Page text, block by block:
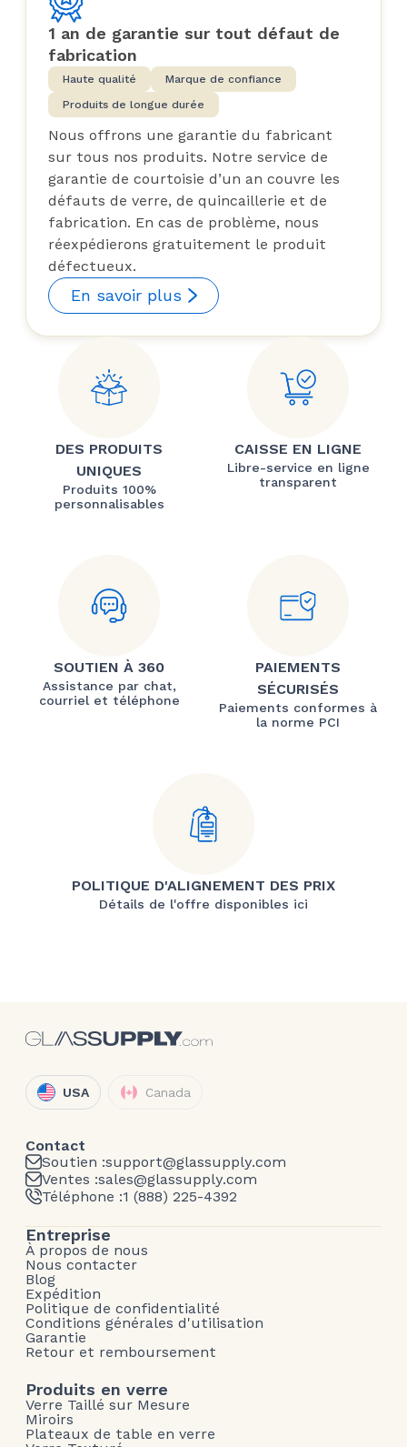
1 an de garantie sur tout défaut de
fabrication
Haute qualité
Marque de confiance
Produits de longue durée
Nous offrons une garantie du fabricant
sur tous nos produits. Notre service de
garantie de courtoisie d’un an couvre les
défauts de verre, de quincaillerie et de
fabrication. En cas de problème, nous
réexpédierons gratuitement le produit
défectueux.
En savoir plus
DES PRODUITS
UNIQUES
Produits 100%
personnalisables
CAISSE EN LIGNE
Libre-service en ligne
transparent
SOUTIEN À 360
Assistance par chat,
courriel et téléphone
PAIEMENTS
SÉCURISÉS
Paiements conformes à
la norme PCI
POLITIQUE D'ALIGNEMENT DES PRIX
Détails de l'offre disponibles ici
USA Canada
Contact
Soutien :support@glassupply.com
Ventes :sales@glassupply.com
Téléphone :1 (888) 225-4392
Entreprise
À propos de nous
Nous contacter
Blog
Expédition
Politique de confidentialité
Conditions générales d'utilisation
Garantie
Retour et remboursement
Produits en verre
Verre Taillé sur Mesure
Miroirs
Plateaux de table en verre